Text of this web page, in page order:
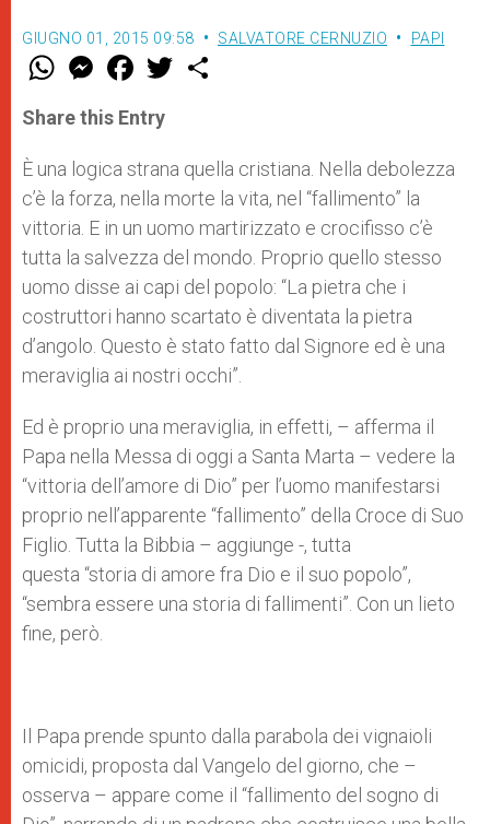
GIUGNO 01, 2015 09:58 SALVATORE CERNUZIO PAPI
W
t
s
p
p
M
e
s
e
g
e
r
F
a
e
b
o
k
w
r
Share this Entry
È una logica strana quella cristiana. Nella debolezza
c’è la forza, nella morte la vita, nel “fallimento” la
vittoria. E in un uomo martirizzato e crocifisso c’è
tutta la salvezza del mondo. Proprio quello stesso
uomo disse ai capi del popolo: “La pietra che i
costruttori hanno scartato è diventata la pietra
d’angolo. Questo è stato fatto dal Signore ed è una
meraviglia ai nostri occhi”.
Ed è proprio una meraviglia, in effetti, – afferma il
Papa nella Messa di oggi a Santa Marta – vedere la
“vittoria dell’amore di Dio” per l’uomo manifestarsi
proprio nell’apparente “fallimento” della Croce di Suo
Figlio. Tutta la Bibbia – aggiunge -, tutta
questa “storia di amore fra Dio e il suo popolo”,
“sembra essere una storia di fallimenti”. Con un lieto
fine, però.
Il Papa prende spunto dalla parabola dei vignaioli
omicidi, proposta dal Vangelo del giorno, che –
osserva – appare come il “fallimento del sogno di